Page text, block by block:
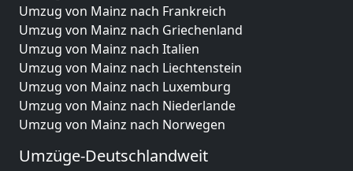
Umzug von Mainz nach Frankreich
Umzug von Mainz nach Griechenland
Umzug von Mainz nach Italien
Umzug von Mainz nach Liechtenstein
Umzug von Mainz nach Luxemburg
Umzug von Mainz nach Niederlande
Umzug von Mainz nach Norwegen
Umzüge-Deutschlandweit